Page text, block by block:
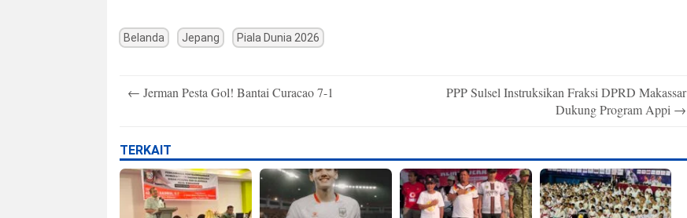
Belanda Jepang Piala Dunia 2026
navigation
← Jerman Pesta Gol! Bantai Curacao 7-1
PPP Sulsel Instruksikan Fraksi DPRD Makassar
Dukung Program Appi →
TERKAIT